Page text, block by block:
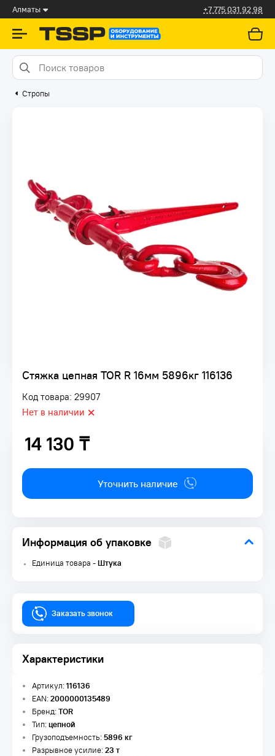
Алматы +7 775 031 92 98
Стропы
Стяжка цепная TOR R 16мм 5896кг 116136
Код товара: 29907
Нет в наличии
14 130 ₸
14 130 ₸
Уточнить наличие
Информация об упаковке
Единица товара -Штука
Заказать звонок
Характеристики
Артикул:116136
EAN:2000000135489
Бренд:TOR
Тип:цепной
Грузоподъемность:5896 кг
Разрывное усилие:23 т